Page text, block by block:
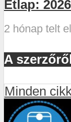
Étlap:
2 hónap telt el
A szerzőről
Minden